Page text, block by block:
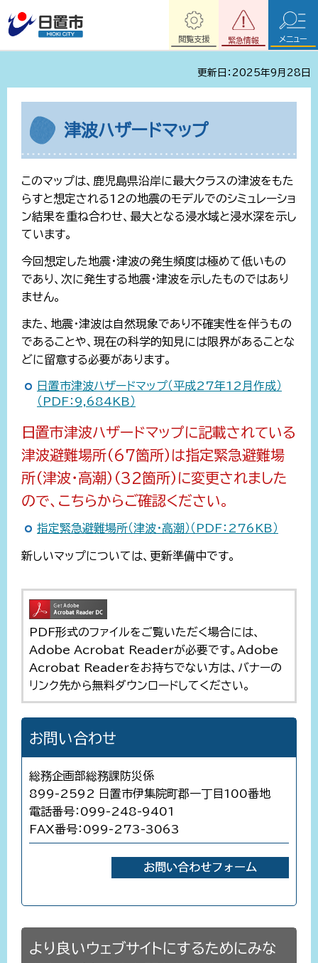
緊急情報
閲覧支援 メニュー
更新日：2025年9月28日
津波ハザードマップ
このマップは、鹿児島県沿岸に最大クラスの津波をもた
らすと想定される12の地震のモデルでのシミュレーショ
ン結果を重ね合わせ、最大となる浸水域と浸水深を示し
ています。
今回想定した地震・津波の発生頻度は極めて低いもの
であり、次に発生する地震・津波を示したものではあり
ません。
また、地震・津波は自然現象であり不確実性を伴うもの
であることや、現在の科学的知見には限界があることな
どに留意する必要があります。
日置市津波ハザードマップ（平成27年12月作成）
（PDF：9,684KB）
日置市津波ハザードマップに記載されている
津波避難場所（67箇所）は指定緊急避難場
所（津波・高潮）（32箇所）に変更されました
ので、 こちらからご確認ください。
指定緊急避難場所（津波・高潮）（PDF：276KB）
新しいマップについては、更新準備中です。
PDF形式のファイルをご覧いただく場合には、
Adobe Acrobat Readerが必要です。Adobe
Acrobat Readerをお持ちでない方は、バナーの
リンク先から無料ダウンロードしてください。
お問い合わせ
総務企画部総務課防災係
899-2592 日置市伊集院町郡一丁目100番地
電話番号：099-248-9401
FAX番号：099-273-3063
より良いウェブサイトにするためにみな